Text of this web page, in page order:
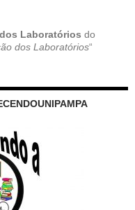
Laboratórios do
dos Laboratórios“